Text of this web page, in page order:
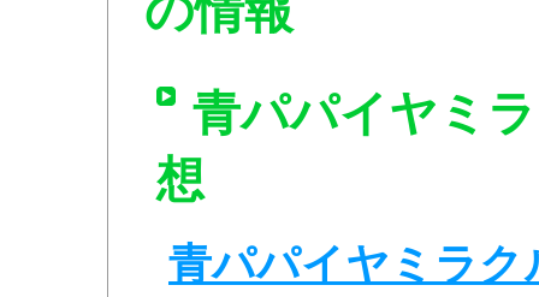
の情報
青パパイヤミ
想
青パパイヤミラク